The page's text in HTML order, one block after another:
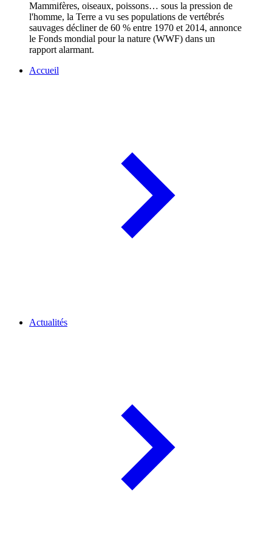
Mammifères, oiseaux, poissons… sous la pression de
l'homme, la Terre a vu ses populations de vertébrés
sauvages décliner de 60 % entre 1970 et 2014, annonce
le Fonds mondial pour la nature (WWF) dans un
rapport alarmant.
Accueil
Actualités